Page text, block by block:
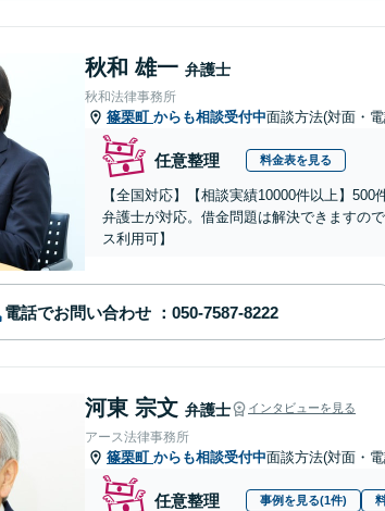
秋和 雄一 弁護士
秋和法律事務所
篠栗町 からも相談受付中面談方法(対面・
任意整理 料金表を見る
【全国対応】【相談実績10000件以上】
弁護士が対応。借金問題は解決できますの
ス利用可】
電話でお問い合わせ
河東 宗文 弁護士 インタビューを見る
アース法律事務所
篠栗町 からも相談受付中面談方法(対面・
任意整理 事例を見る(1件)